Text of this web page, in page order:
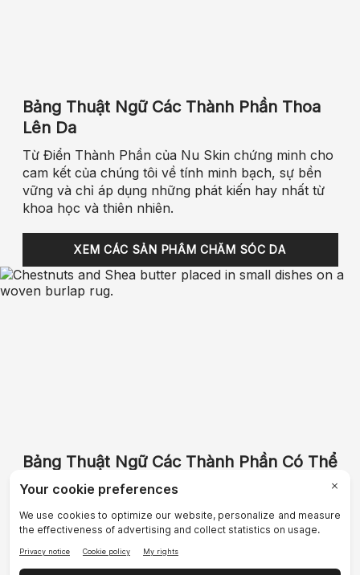
Bảng Thuật Ngữ Các Thành Phần Thoa
Lên Da
Từ Điển Thành Phần của Nu Skin chứng minh cho
cam kết của chúng tôi về tính minh bạch, sự bền
vững và chỉ áp dụng những phát kiến hay nhất từ
khoa học và thiên nhiên.
XEM CÁC SẢN PHẨM CHĂM SÓC DA
Bảng Thuật Ngữ Các Thành Phần Có Thể
Ăn Được
Bất cứ những gì bạn thoa lên da đều quan trọng.
Hãy tìm hiểu những thành phần có trong sản phẩm
bạn đang sử dụng và tác dụng của chúng.